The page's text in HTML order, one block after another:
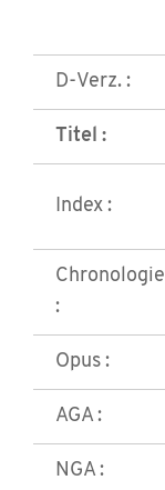
D-Verz. :
Titel :
Index :
Chronologie
:
Opus :
AGA :
NGA :